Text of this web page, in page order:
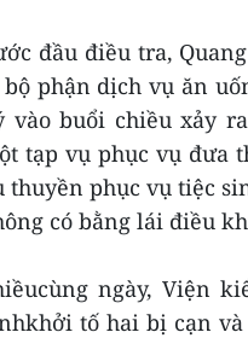
đầu điều tra,
phận dịch vụ ăn
vào buổi chiều xảy
tạp vụ phục vụ đưa
thuyền phục vụ tiệc
có bằng lái điều
ngày, Viện
tố hai bị cạn